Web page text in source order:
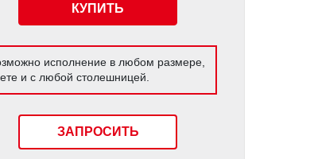
КУПИТЬ
исполнение в любом размере,
и с любой столешницей.
ЗАПРОСИТЬ